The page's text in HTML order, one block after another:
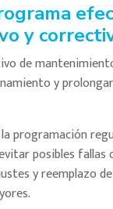
y
de
y
programación
posibles fallas
y reemplazo